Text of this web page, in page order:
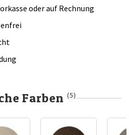
oder auf Rechnung
Farben(5)